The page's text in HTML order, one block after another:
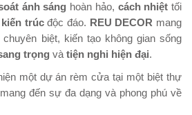
ánh sáng hoàn hảo, cách nhiệt tối
trúcđộc đáo. REU DECOR mang
biệt, kiến tạo không gian sống
trọng và tiện nghi hiện đại.
một dự án rèm cửa tại một biệt thự
đến sự đa dạng và phong phú về